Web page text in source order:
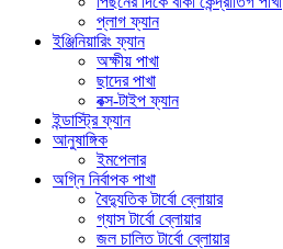
প্লাগ ফ্যান
ইঞ্জিনিয়ারিং ফ্যান
অক্ষীয় পাখা
ছাদের পাখা
বক্স-টাইপ ফ্যান
ইন্ডাস্ট্রি ফ্যান
আনুষাঙ্গিক
ইমপেলার
অগ্নি নির্বাপক পাখা
বৈদ্যুতিক টার্বো ব্লোয়ার
গ্যাস টার্বো ব্লোয়ার
জল চালিত টার্বো ব্লোয়ার